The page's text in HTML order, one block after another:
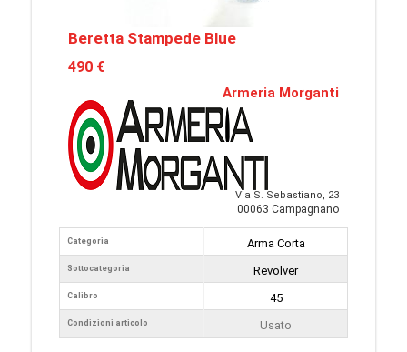
Beretta Stampede Blue
490 €
Armeria Morganti
Via S. Sebastiano, 23
00063 Campagnano
Categoria
Sottocategoria
Calibro
Condizioni articolo
Arma Corta
Revolver
45
Usato